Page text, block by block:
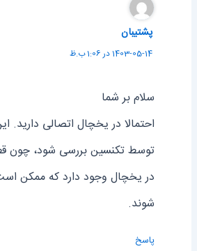
پشتیبان
1403-05-14 در 1:06 ب.ظ
سلام بر شما
احتمالا در یخچال اتصالی دارید.
توسط تکنسین بررسی شود، چون
در یخچال وجود دارد که ممکن
شوند.
پاسخ